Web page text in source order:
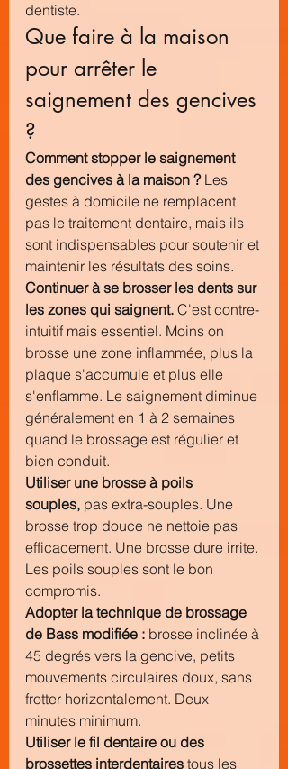
dentiste.
Que faire à la maison
pour arrêter le
saignement des gencives
?
Comment stopper le saignement
des gencives à la maison ? Les
gestes à domicile ne remplacent
pas le traitement dentaire, mais ils
sont indispensables pour soutenir et
maintenir les résultats des soins.
Continuer à se brosser les dents sur
les zones qui saignent. C'est contre-
intuitif mais essentiel. Moins on
brosse une zone inflammée, plus la
plaque s'accumule et plus elle
s'enflamme. Le saignement diminue
généralement en 1 à 2 semaines
quand le brossage est régulier et
bien conduit.
Utiliser une brosse à poils
souples, pas extra-souples. Une
brosse trop douce ne nettoie pas
efficacement. Une brosse dure irrite.
Les poils souples sont le bon
compromis.
Adopter la technique de brossage
de Bass modifiée : brosse inclinée à
45 degrés vers la gencive, petits
mouvements circulaires doux, sans
frotter horizontalement. Deux
minutes minimum.
Utiliser le fil dentaire ou des
brossettes interdentaires tous les